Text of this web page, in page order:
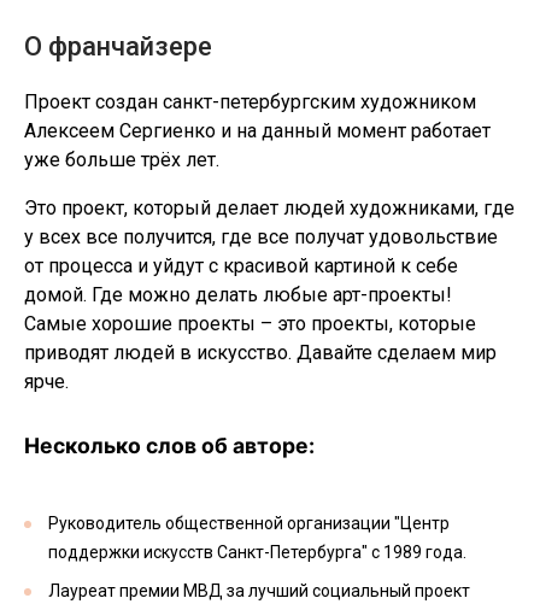
О франчайзере
Проект создан санкт-петербургским художником
Алексеем Сергиенко и на данный момент работает
уже больше трёх лет.
Это проект, который делает людей художниками, где
у всех все получится, где все получат удовольствие
от процесса и уйдут с красивой картиной к себе
домой. Где можно делать любые арт-проекты!
Самые хорошие проекты – это проекты, которые
приводят людей в искусство. Давайте сделаем мир
ярче.
Несколько слов об авторе:
Руководитель общественной организации "Центр
поддержки искусств Санкт-Петербурга" с 1989 года.
Лауреат премии МВД за лучший социальный проект